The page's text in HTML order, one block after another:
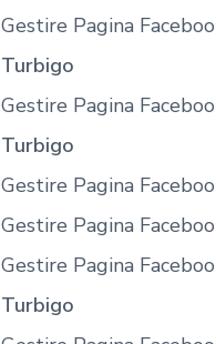
Gestire Pagina
Turbigo
Gestire Pagina
Turbigo
Gestire Pagina
Gestire Pagina
Gestire Pagina
Turbigo